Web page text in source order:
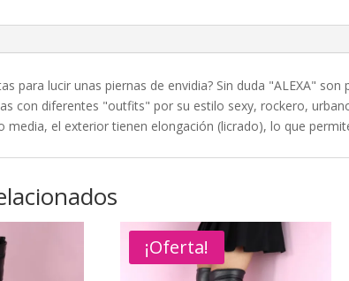
para lucir unas piernas de envidia? Sin duda "ALEXA"
con diferentes "outfits" por su estilo sexy, rockero,
media, el exterior tienen elongación (licrado), lo que
¡Oferta!